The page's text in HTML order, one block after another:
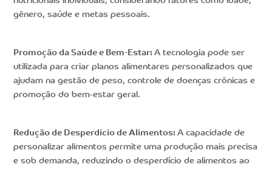
gênero, saúde e metas pessoais.
Promoção da Saúde e Bem-Estar: A tecnologia pode ser
utilizada para criar planos alimentares personalizados que
ajudam na gestão de peso, controle de doenças crônicas e
promoção do bem-estar geral.
Redução de Desperdício de Alimentos: A capacidade de
personalizar alimentos permite uma produção mais precisa
e sob demanda, reduzindo o desperdício de alimentos ao